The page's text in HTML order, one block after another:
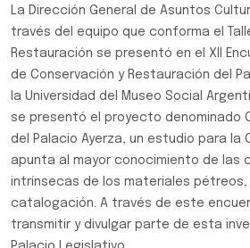
La Dirección General de Asuntos
través del equipo que conforma el
Restauración se presentó en el XII
de Conservación y Restauración del
la Universidad del Museo Social
se presentó el proyecto denominado
del Palacio Ayerza, un estudio para la
apunta al mayor conocimiento de las
intrínsecas de los materiales
catalogación. A través de este
transmitir y divulgar parte de esta